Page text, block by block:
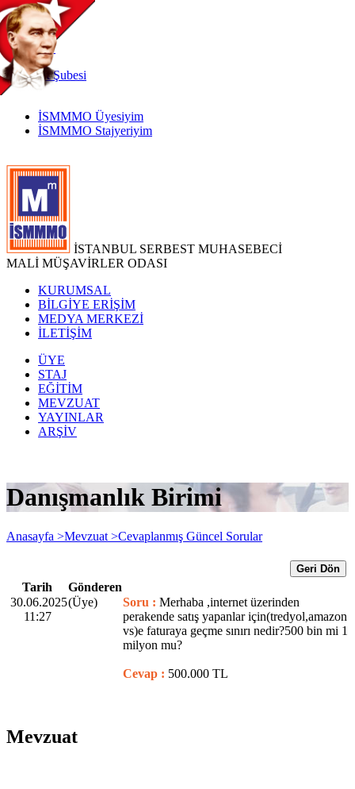
TR
|
EN
İnternetŞubesi
İSMMMO Üyesiyim
İSMMMO Stajyeriyim
İSTANBUL SERBEST MUHASEBECİ
MALİ MÜŞAVİRLER ODASI
KURUMSAL
BİLGİYE ERİŞİM
MEDYA MERKEZİ
İLETİŞİM
ÜYE
STAJ
EĞİTİM
MEVZUAT
YAYINLAR
ARŞİV
Danışmanlık Birimi
Anasayfa >Mevzuat >Cevaplanmış Güncel Sorular
Geri Dön
Tarih
Gönderen
30.06.2025
11:27
(Üye) Soru : Merhaba ,internet üzerinden
perakende satış yapanlar için(tredyol,amazon
vs)e faturaya geçme sınırı nedir?500 bin mi 1
milyon mu?
Cevap : 500.000 TL
Mevzuat